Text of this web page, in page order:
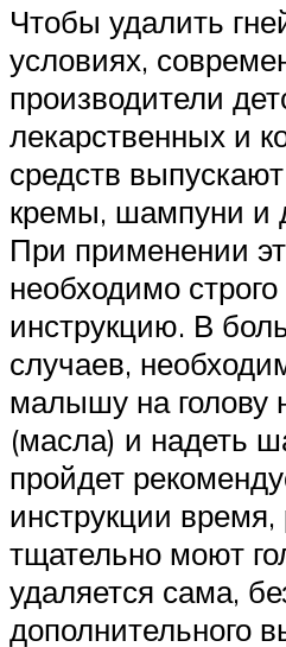
Чтобы удалить
условиях,
производители
лекарственных и
средств
кремы, шампуни и
При применении
необходимо
инструкцию. В
случаев,
малышу на голову
(масла) и надеть
пройдет
инструкции время,
тщательно моют
удаляется сама,
дополнительного